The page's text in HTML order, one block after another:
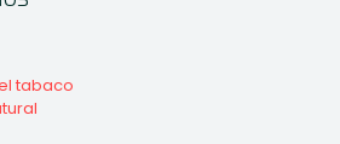
tabaco